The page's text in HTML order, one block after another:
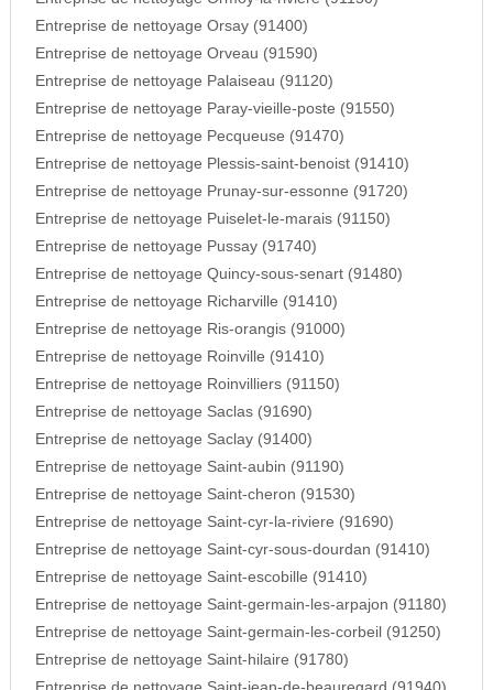
Entreprise de nettoyage Orsay (91400)
Entreprise de nettoyage Orveau (91590)
Entreprise de nettoyage Palaiseau (91120)
Entreprise de nettoyage Paray-vieille-poste (91550)
Entreprise de nettoyage Pecqueuse (91470)
Entreprise de nettoyage Plessis-saint-benoist (91410)
Entreprise de nettoyage Prunay-sur-essonne (91720)
Entreprise de nettoyage Puiselet-le-marais (91150)
Entreprise de nettoyage Pussay (91740)
Entreprise de nettoyage Quincy-sous-senart (91480)
Entreprise de nettoyage Richarville (91410)
Entreprise de nettoyage Ris-orangis (91000)
Entreprise de nettoyage Roinville (91410)
Entreprise de nettoyage Roinvilliers (91150)
Entreprise de nettoyage Saclas (91690)
Entreprise de nettoyage Saclay (91400)
Entreprise de nettoyage Saint-aubin (91190)
Entreprise de nettoyage Saint-cheron (91530)
Entreprise de nettoyage Saint-cyr-la-riviere (91690)
Entreprise de nettoyage Saint-cyr-sous-dourdan (91410)
Entreprise de nettoyage Saint-escobille (91410)
Entreprise de nettoyage Saint-germain-les-arpajon (91180)
Entreprise de nettoyage Saint-germain-les-corbeil (91250)
Entreprise de nettoyage Saint-hilaire (91780)